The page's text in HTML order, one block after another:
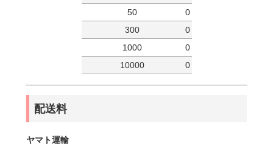
50
0
300
0
1000
0
10000
0
配送料
ヤマト運輸